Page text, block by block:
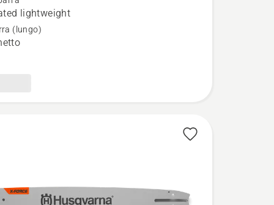
lightweight
(lungo)